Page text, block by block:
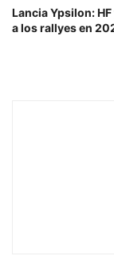
Lancia Ypsilon:
a los rallyes en